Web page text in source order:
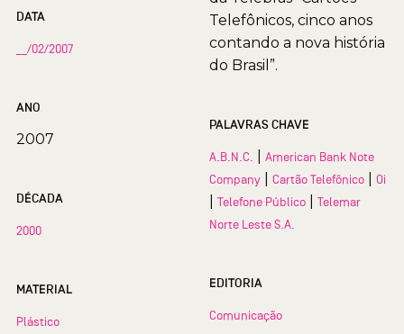
DATA
__/02/2007
ANO
2007
DÉCADA
2000
MATERIAL
Plástico
Telefônicos, cinco anos
contando a nova história
do Brasil”.
PALAVRAS CHAVE
A.B.N.C.
American Bank Note
Company
Cartão Telefônico Oi
Telefone Público
Telemar
Norte Leste S.A.
EDITORIA
Comunicação